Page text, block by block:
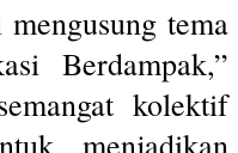
tema
Berdampak,”
kolektif
menjadikan